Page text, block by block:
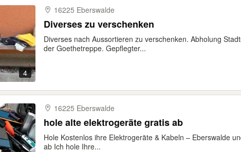
4
16225 Eberswalde
Diverses zu verschenken
Diverses nach Aussortieren zu verschenken. Abholung
der Goethetreppe. Gepflegter...
16225 Eberswalde
hole alte elektrogeräte gratis ab
Hole Kostenlos ihre Elektrogeräte & Kabeln – Eberswalde
ab Ich hole Ihre...